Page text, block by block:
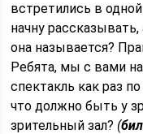
встретились в
начну
она называется?
Ребята, мы с вами
спектакль как раз
что должно быть у
зрительный зал? (